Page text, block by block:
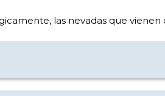
las nevadas que vienen